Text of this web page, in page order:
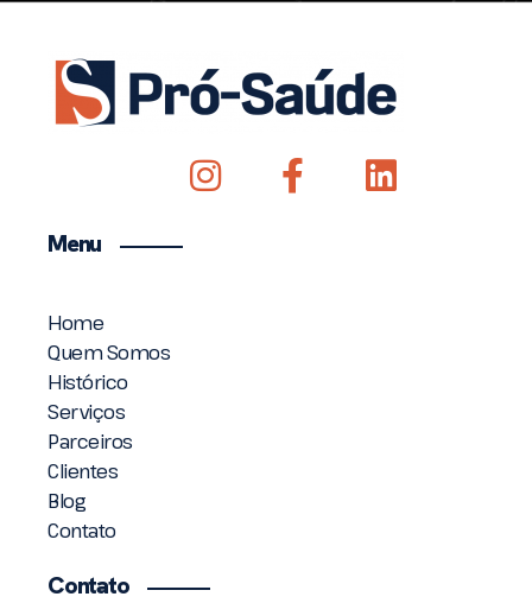
Menu
Home
Quem Somos
Histórico
Serviços
Parceiros
Clientes
Blog
Contato
Contato